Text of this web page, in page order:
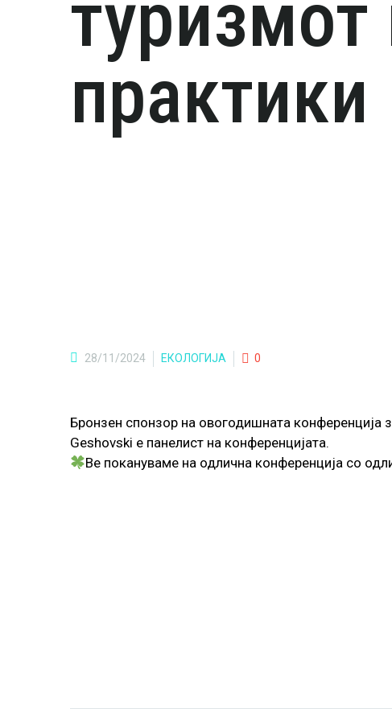
туризмот
практики
28/11/2024 ЕКОЛОГИЈА 0
Бронзен спонзор на овогодишната конференција
Geshovski е панелист на конференцијата.
Ве покануваме на одлична конференција со